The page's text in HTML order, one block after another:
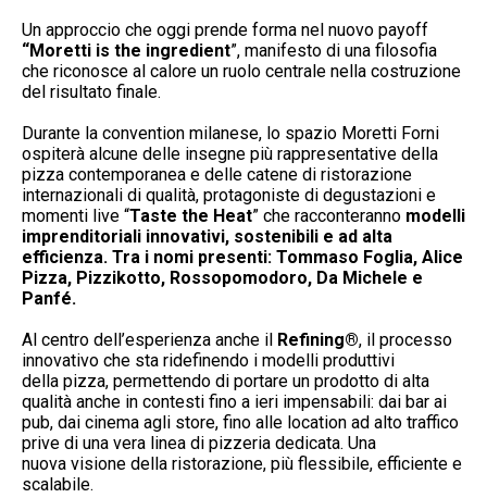
Un approccio che oggi prende forma nel nuovo payoff
“Moretti is the ingredient”, manifesto di una filosofia
che riconosce al calore un ruolo centrale nella costruzione
del risultato finale.
Durante la convention milanese, lo spazio Moretti Forni
ospiterà alcune delle insegne più rappresentative della
pizza contemporanea e delle catene di ristorazione
internazionali di qualità, protagoniste di degustazioni e
momenti live “Taste the Heat” che racconteranno modelli
imprenditoriali innovativi, sostenibili e ad alta
efficienza. Tra i nomi presenti: Tommaso Foglia, Alice
Pizza, Pizzikotto, Rossopomodoro, Da Michele e
Panfé.
Al centro dell’esperienza anche il Refining®, il processo
innovativo che sta ridefinendo i modelli produttivi
della pizza, permettendo di portare un prodotto di alta
qualità anche in contesti fino a ieri impensabili: dai bar ai
pub, dai cinema agli store, fino alle location ad alto traffico
prive di una vera linea di pizzeria dedicata. Una
nuova visione della ristorazione, più flessibile, efficiente e
scalabile.